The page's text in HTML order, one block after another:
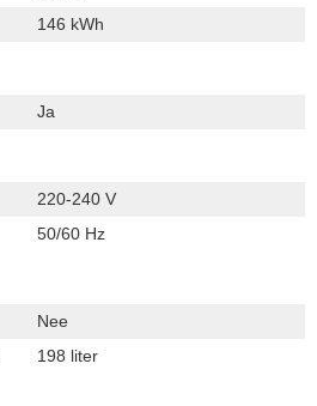
146 kWh
Ja
220-240 V
50/60 Hz
Nee
198 liter